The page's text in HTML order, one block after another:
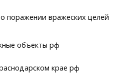
поражении вражеских целей
объекты рф
крае рф